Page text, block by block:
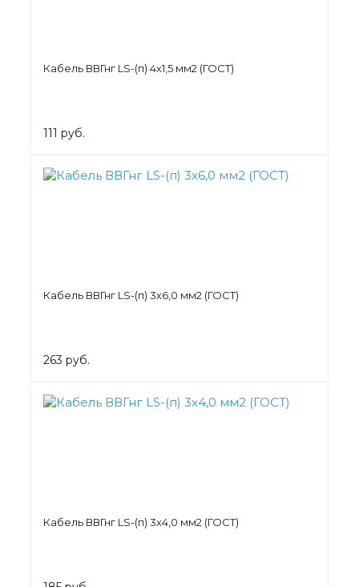
Кабель ВВГнг LS-(п) 4х1,5 мм2 (ГОСТ)
111 руб.
Кабель ВВГнг LS-(п) 3х6,0 мм2 (ГОСТ)
263 руб.
Кабель ВВГнг LS-(п) 3х4,0 мм2 (ГОСТ)